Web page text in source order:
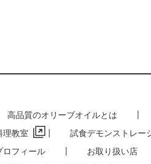
高品質のオリーブオイルとは
理教室
試食デモンストレー
ロフィール
お取り扱い店